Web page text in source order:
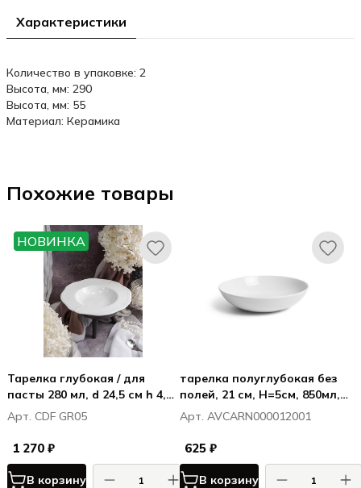
Характеристики
Количество в упаковке: 2
Высота, мм: 290
Высота, мм: 55
Материал: Керамика
Похожие товары
НОВИНКА
Тарелка глубокая / для
пасты 280 мл, d 24,5 см h 4,3
см, фарфор, Грация / Grazia
Арт. CDF GR05
1 270 ₽
В корзину
тарелка полуглубокая без
полей, 21 см, H=5см, 850мл,
Витал Куп / Vital Coupe
Арт. AVCARN000012001
625 ₽
В корзину